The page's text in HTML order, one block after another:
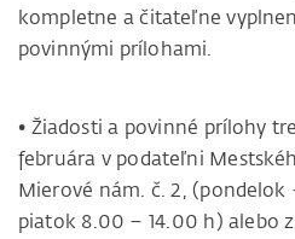
kompletne a čitateľne
povinnými prílohami.
• Žiadosti a povinné prílohy
februára v podateľni
Mierové nám. č. 2,
piatok 8.00 – 14.00 h) alebo